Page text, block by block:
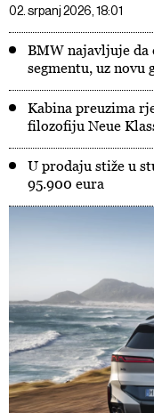
02. srpanj 2026, 18:01
BMW najavljuje da
segmentu, uz novu
Kabina preuzima
filozofiju Neue
U prodaju stiže u
95.900 eura